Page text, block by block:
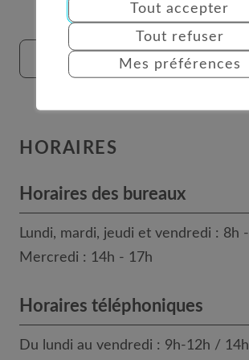
FORMULAIRE DE CONTACT
HORAIRES
Horaires des bureaux
Lundi, mardi, jeudi et vendredi : 8h
Mercredi : 14h - 17h
Horaires téléphoniques
Du lundi au vendredi : 9h-12h /
Tout accepter
Tout refuser
Mes préférences